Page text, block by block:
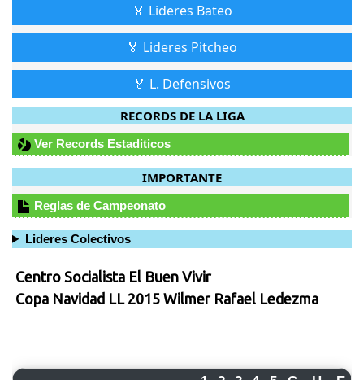
🏅 Lideres Bateo
🏅 Lideres Pitcheo
🏅 L. Defensivos
RECORDS DE LA LIGA
Ver Records Estaditicos
IMPORTANTE
Reglas de Campeonato
Lideres Colectivos
Centro Socialista El Buen Vivir
Copa Navidad LL 2015 Wilmer Rafael Ledezma